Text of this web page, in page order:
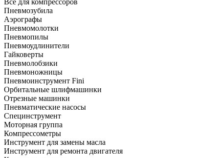
Все для компрессоров
Пневмозубила
Аэрографы
Пневмомолотки
Пневмопилы
Пневмоудлинители
Гайковерты
Пневмолобзики
Пневмоножницы
Пневмоинструмент Fini
Орбитальные шлифмашинки
Отрезные машинки
Пневматические насосы
Специнструмент
Моторная группа
Компрессометры
Инструмент для замены масла
Инструмент для ремонта двигателя